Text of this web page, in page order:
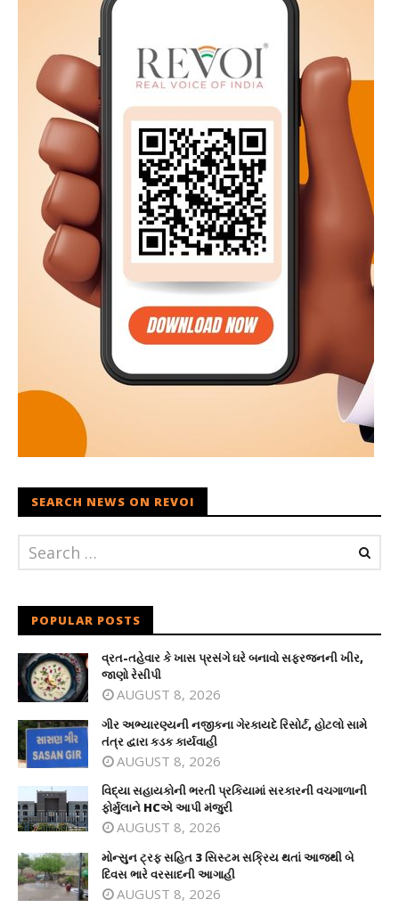
SEARCH NEWS ON REVOI
POPULAR POSTS
વ્રત-તહેવાર કે ખાસ પ્રસંગે ઘરે બનાવો સફરજનની ખીર,
જાણો રેસીપી
AUGUST 8, 2026
ગીર અભ્યારણ્યની નજીકના ગેરકાયદે રિસોર્ટ, હોટલો સામે
તંત્ર દ્વારા કડક કાર્યવાહી
AUGUST 8, 2026
વિદ્યા સહાયકોની ભરતી પ્રકિયામાં સરકારની વચગાળાની
ફોર્મુલાને HCએ આપી મંજુરી
AUGUST 8, 2026
મોન્સુન ટ્રફ સહિત 3 સિસ્ટમ સક્રિય થતાં આજથી બે
દિવસ ભારે વરસાદની આગાહી
AUGUST 8, 2026